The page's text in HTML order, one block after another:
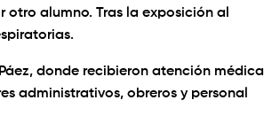
alumno. Tras la exposición al
donde recibieron atención médica
administrativos, obreros y personal